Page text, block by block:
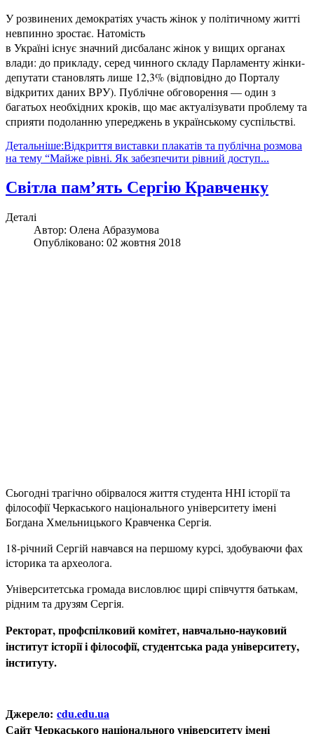
У розвинених демократіях участь жінок у політичному житті
невпинно зростає. Натомість
в Україні існує значний дисбаланс жінок у вищих органах
влади: до прикладу, серед чинного складу Парламенту жінки-
депутати становлять лише 12,3% (відповідно до Порталу
відкритих даних ВРУ). Публічне обговорення — один з
багатьох необхідних кроків, що має актуалізувати проблему та
сприяти подоланню упереджень в українському суспільстві.
Детальніше:Відкриття виставки плакатів та публічна розмова
на тему “Майже рівні. Як забезпечити рівний доступ...
Світла пам’ять Сергію Кравченку
Деталі
Автор: Олена Абразумова
Опубліковано: 02 жовтня 2018
Сьогодні трагічно обірвалося життя студента ННІ історії та
філософії Черкаського національного університету імені
Богдана Хмельницького Кравченка Сергія.
18-річний Сергій навчався на першому курсі, здобуваючи фах
історика та археолога.
Університетська громада висловлює щирі співчуття батькам,
рідним та друзям Сергія.
Ректорат, профспілковий комітет, навчально-науковий
інститут історії і філософії, студентська рада університету,
інституту.
Джерело: cdu.edu.ua
Сайт Черкаського національного університету імені